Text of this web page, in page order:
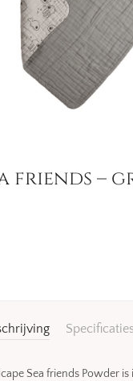
friends –
Sea friends Powder